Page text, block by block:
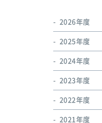
2026年度
2025年度
2024年度
2023年度
2022年度
2021年度